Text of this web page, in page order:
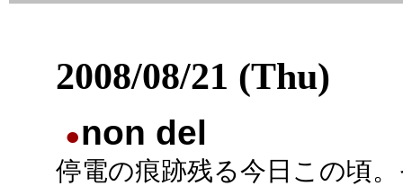
2008/08/21 (Thu)
●non del
停電の痕跡残る今日この頃